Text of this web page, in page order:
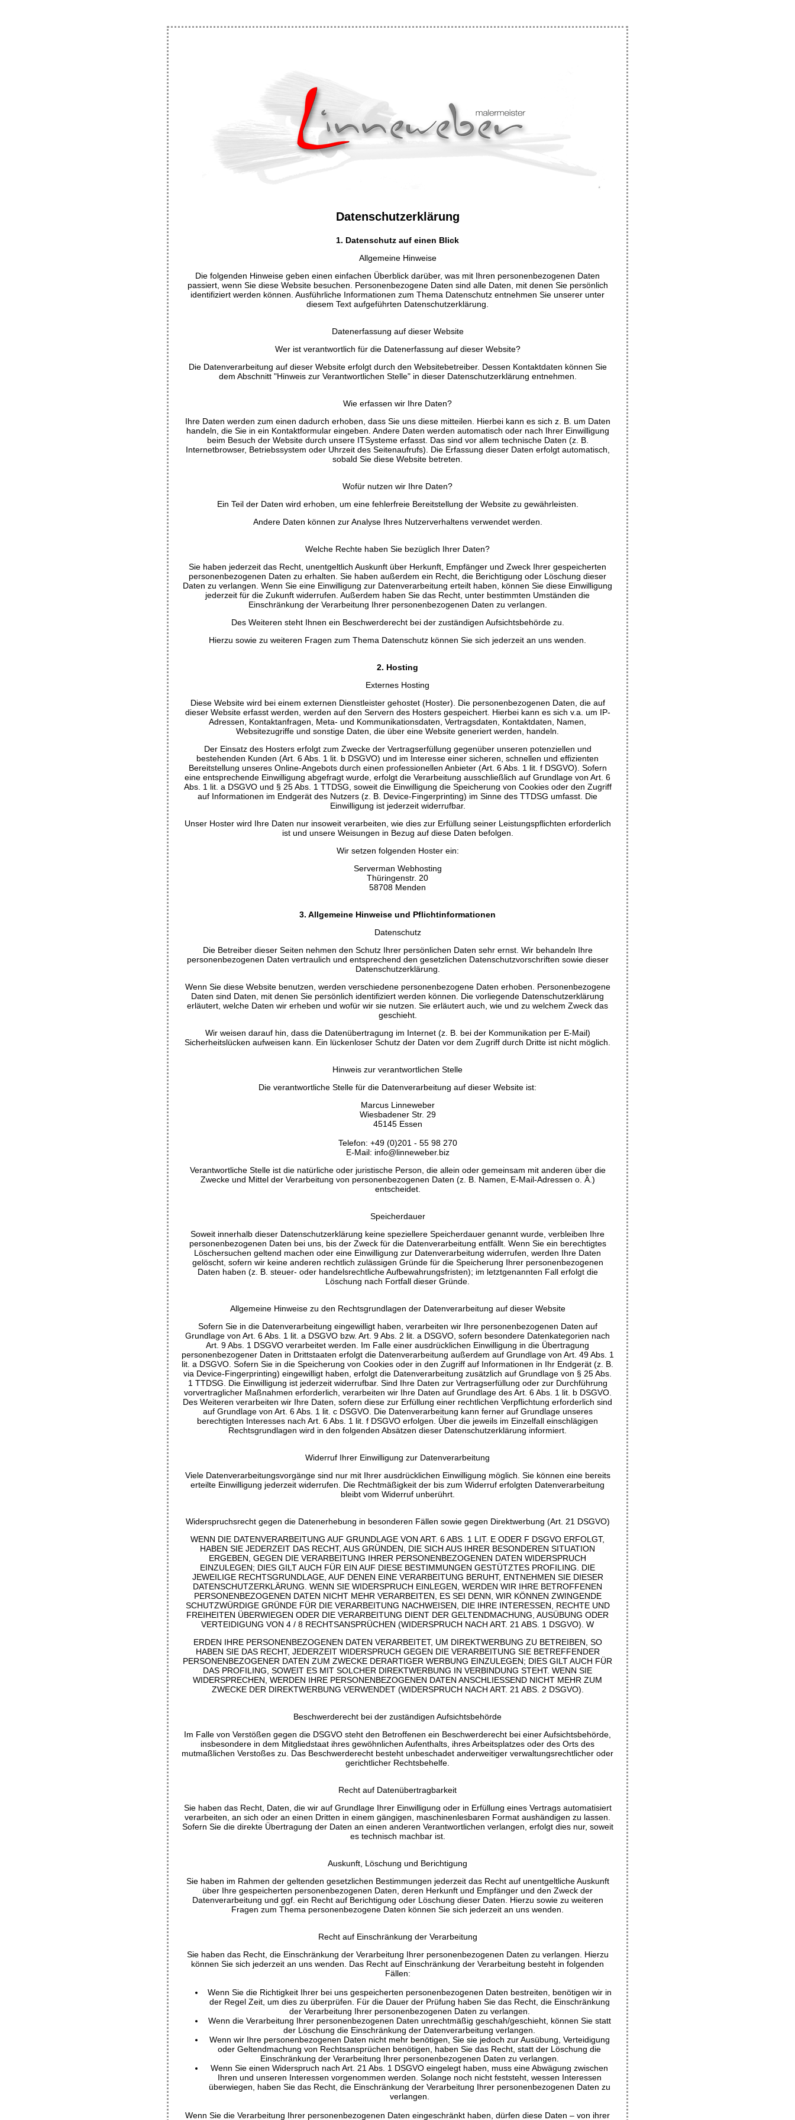
Datenschutzerklärung
1. Datenschutz auf einen Blick
Allgemeine Hinweise
Die folgenden Hinweise geben einen einfachen Überblick darüber, was mit Ihren personenbezogenen Daten
passiert, wenn Sie diese Website besuchen. Personenbezogene Daten sind alle Daten, mit denen Sie persönlich
identifiziert werden können. Ausführliche Informationen zum Thema Datenschutz entnehmen Sie unserer unter
diesem Text aufgeführten Datenschutzerklärung.
Datenerfassung auf dieser Website
Wer ist verantwortlich für die Datenerfassung auf dieser Website?
Die Datenverarbeitung auf dieser Website erfolgt durch den Websitebetreiber. Dessen Kontaktdaten können Sie
dem Abschnitt "Hinweis zur Verantwortlichen Stelle" in dieser Datenschutzerklärung entnehmen.
Wie erfassen wir Ihre Daten?
Ihre Daten werden zum einen dadurch erhoben, dass Sie uns diese mitteilen. Hierbei kann es sich z. B. um Daten
handeln, die Sie in ein Kontaktformular eingeben. Andere Daten werden automatisch oder nach Ihrer Einwilligung
beim Besuch der Website durch unsere ITSysteme erfasst. Das sind vor allem technische Daten (z. B.
Internetbrowser, Betriebssystem oder Uhrzeit des Seitenaufrufs). Die Erfassung dieser Daten erfolgt automatisch,
sobald Sie diese Website betreten.
Wofür nutzen wir Ihre Daten?
Ein Teil der Daten wird erhoben, um eine fehlerfreie Bereitstellung der Website zu gewährleisten.
Andere Daten können zur Analyse Ihres Nutzerverhaltens verwendet werden.
Welche Rechte haben Sie bezüglich Ihrer Daten?
Sie haben jederzeit das Recht, unentgeltlich Auskunft über Herkunft, Empfänger und Zweck Ihrer gespeicherten
personenbezogenen Daten zu erhalten. Sie haben außerdem ein Recht, die Berichtigung oder Löschung dieser
Daten zu verlangen. Wenn Sie eine Einwilligung zur Datenverarbeitung erteilt haben, können Sie diese Einwilligung
jederzeit für die Zukunft widerrufen. Außerdem haben Sie das Recht, unter bestimmten Umständen die
Einschränkung der Verarbeitung Ihrer personenbezogenen Daten zu verlangen.
Des Weiteren steht Ihnen ein Beschwerderecht bei der zuständigen Aufsichtsbehörde zu.
Hierzu sowie zu weiteren Fragen zum Thema Datenschutz können Sie sich jederzeit an uns wenden.
2. Hosting
Externes Hosting
Diese Website wird bei einem externen Dienstleister gehostet (Hoster). Die personenbezogenen Daten, die auf
dieser Website erfasst werden, werden auf den Servern des Hosters gespeichert. Hierbei kann es sich v.a. um IP-
Adressen, Kontaktanfragen, Meta- und Kommunikationsdaten, Vertragsdaten, Kontaktdaten, Namen,
Websitezugriffe und sonstige Daten, die über eine Website generiert werden, handeln.
Der Einsatz des Hosters erfolgt zum Zwecke der Vertragserfüllung gegenüber unseren potenziellen und
bestehenden Kunden (Art. 6 Abs. 1 lit. b DSGVO) und im Interesse einer sicheren, schnellen und effizienten
Bereitstellung unseres Online-Angebots durch einen professionellen Anbieter (Art. 6 Abs. 1 lit. f DSGVO). Sofern
eine entsprechende Einwilligung abgefragt wurde, erfolgt die Verarbeitung ausschließlich auf Grundlage von Art. 6
Abs. 1 lit. a DSGVO und § 25 Abs. 1 TTDSG, soweit die Einwilligung die Speicherung von Cookies oder den Zugriff
auf Informationen im Endgerät des Nutzers (z. B. Device-Fingerprinting) im Sinne des TTDSG umfasst. Die
Einwilligung ist jederzeit widerrufbar.
Unser Hoster wird Ihre Daten nur insoweit verarbeiten, wie dies zur Erfüllung seiner Leistungspflichten erforderlich
ist und unsere Weisungen in Bezug auf diese Daten befolgen.
Wir setzen folgenden Hoster ein:
Serverman Webhosting
Thüringenstr. 20
58708 Menden
3. Allgemeine Hinweise und Pflichtinformationen
Datenschutz
Die Betreiber dieser Seiten nehmen den Schutz Ihrer persönlichen Daten sehr ernst. Wir behandeln Ihre
personenbezogenen Daten vertraulich und entsprechend den gesetzlichen Datenschutzvorschriften sowie dieser
Datenschutzerklärung.
Wenn Sie diese Website benutzen, werden verschiedene personenbezogene Daten erhoben. Personenbezogene
Daten sind Daten, mit denen Sie persönlich identifiziert werden können. Die vorliegende Datenschutzerklärung
erläutert, welche Daten wir erheben und wofür wir sie nutzen. Sie erläutert auch, wie und zu welchem Zweck das
geschieht.
Wir weisen darauf hin, dass die Datenübertragung im Internet (z. B. bei der Kommunikation per E-Mail)
Sicherheitslücken aufweisen kann. Ein lückenloser Schutz der Daten vor dem Zugriff durch Dritte ist nicht möglich.
Hinweis zur verantwortlichen Stelle
Die verantwortliche Stelle für die Datenverarbeitung auf dieser Website ist:
Marcus Linneweber
Wiesbadener Str. 29
45145 Essen
Telefon: +49 (0)201 - 55 98 270
E-Mail: info@linneweber.biz
Verantwortliche Stelle ist die natürliche oder juristische Person, die allein oder gemeinsam mit anderen über die
Zwecke und Mittel der Verarbeitung von personenbezogenen Daten (z. B. Namen, E-Mail-Adressen o. Ä.)
entscheidet.
Speicherdauer
Soweit innerhalb dieser Datenschutzerklärung keine speziellere Speicherdauer genannt wurde, verbleiben Ihre
personenbezogenen Daten bei uns, bis der Zweck für die Datenverarbeitung entfällt. Wenn Sie ein berechtigtes
Löschersuchen geltend machen oder eine Einwilligung zur Datenverarbeitung widerrufen, werden Ihre Daten
gelöscht, sofern wir keine anderen rechtlich zulässigen Gründe für die Speicherung Ihrer personenbezogenen
Daten haben (z. B. steuer- oder handelsrechtliche Aufbewahrungsfristen); im letztgenannten Fall erfolgt die
Löschung nach Fortfall dieser Gründe.
Allgemeine Hinweise zu den Rechtsgrundlagen der Datenverarbeitung auf dieser Website
Sofern Sie in die Datenverarbeitung eingewilligt haben, verarbeiten wir Ihre personenbezogenen Daten auf
Grundlage von Art. 6 Abs. 1 lit. a DSGVO bzw. Art. 9 Abs. 2 lit. a DSGVO, sofern besondere Datenkategorien nach
Art. 9 Abs. 1 DSGVO verarbeitet werden. Im Falle einer ausdrücklichen Einwilligung in die Übertragung
personenbezogener Daten in Drittstaaten erfolgt die Datenverarbeitung außerdem auf Grundlage von Art. 49 Abs. 1
lit. a DSGVO. Sofern Sie in die Speicherung von Cookies oder in den Zugriff auf Informationen in Ihr Endgerät (z. B.
via Device-Fingerprinting) eingewilligt haben, erfolgt die Datenverarbeitung zusätzlich auf Grundlage von § 25 Abs.
1 TTDSG. Die Einwilligung ist jederzeit widerrufbar. Sind Ihre Daten zur Vertragserfüllung oder zur Durchführung
vorvertraglicher Maßnahmen erforderlich, verarbeiten wir Ihre Daten auf Grundlage des Art. 6 Abs. 1 lit. b DSGVO.
Des Weiteren verarbeiten wir Ihre Daten, sofern diese zur Erfüllung einer rechtlichen Verpflichtung erforderlich sind
auf Grundlage von Art. 6 Abs. 1 lit. c DSGVO. Die Datenverarbeitung kann ferner auf Grundlage unseres
berechtigten Interesses nach Art. 6 Abs. 1 lit. f DSGVO erfolgen. Über die jeweils im Einzelfall einschlägigen
Rechtsgrundlagen wird in den folgenden Absätzen dieser Datenschutzerklärung informiert.
Widerruf Ihrer Einwilligung zur Datenverarbeitung
Viele Datenverarbeitungsvorgänge sind nur mit Ihrer ausdrücklichen Einwilligung möglich. Sie können eine bereits
erteilte Einwilligung jederzeit widerrufen. Die Rechtmäßigkeit der bis zum Widerruf erfolgten Datenverarbeitung
bleibt vom Widerruf unberührt.
Widerspruchsrecht gegen die Datenerhebung in besonderen Fällen sowie gegen Direktwerbung (Art. 21 DSGVO)
WENN DIE DATENVERARBEITUNG AUF GRUNDLAGE VON ART. 6 ABS. 1 LIT. E ODER F DSGVO ERFOLGT,
HABEN SIE JEDERZEIT DAS RECHT, AUS GRÜNDEN, DIE SICH AUS IHRER BESONDEREN SITUATION
ERGEBEN, GEGEN DIE VERARBEITUNG IHRER PERSONENBEZOGENEN DATEN WIDERSPRUCH
EINZULEGEN; DIES GILT AUCH FÜR EIN AUF DIESE BESTIMMUNGEN GESTÜTZTES PROFILING. DIE
JEWEILIGE RECHTSGRUNDLAGE, AUF DENEN EINE VERARBEITUNG BERUHT, ENTNEHMEN SIE DIESER
DATENSCHUTZERKLÄRUNG. WENN SIE WIDERSPRUCH EINLEGEN, WERDEN WIR IHRE BETROFFENEN
PERSONENBEZOGENEN DATEN NICHT MEHR VERARBEITEN, ES SEI DENN, WIR KÖNNEN ZWINGENDE
SCHUTZWÜRDIGE GRÜNDE FÜR DIE VERARBEITUNG NACHWEISEN, DIE IHRE INTERESSEN, RECHTE UND
FREIHEITEN ÜBERWIEGEN ODER DIE VERARBEITUNG DIENT DER GELTENDMACHUNG, AUSÜBUNG ODER
VERTEIDIGUNG VON 4 / 8 RECHTSANSPRÜCHEN (WIDERSPRUCH NACH ART. 21 ABS. 1 DSGVO). W
ERDEN IHRE PERSONENBEZOGENEN DATEN VERARBEITET, UM DIREKTWERBUNG ZU BETREIBEN, SO
HABEN SIE DAS RECHT, JEDERZEIT WIDERSPRUCH GEGEN DIE VERARBEITUNG SIE BETREFFENDER
PERSONENBEZOGENER DATEN ZUM ZWECKE DERARTIGER WERBUNG EINZULEGEN; DIES GILT AUCH FÜR
DAS PROFILING, SOWEIT ES MIT SOLCHER DIREKTWERBUNG IN VERBINDUNG STEHT. WENN SIE
WIDERSPRECHEN, WERDEN IHRE PERSONENBEZOGENEN DATEN ANSCHLIESSEND NICHT MEHR ZUM
ZWECKE DER DIREKTWERBUNG VERWENDET (WIDERSPRUCH NACH ART. 21 ABS. 2 DSGVO).
Beschwerderecht bei der zuständigen Aufsichtsbehörde
Im Falle von Verstößen gegen die DSGVO steht den Betroffenen ein Beschwerderecht bei einer Aufsichtsbehörde,
insbesondere in dem Mitgliedstaat ihres gewöhnlichen Aufenthalts, ihres Arbeitsplatzes oder des Orts des
mutmaßlichen Verstoßes zu. Das Beschwerderecht besteht unbeschadet anderweitiger verwaltungsrechtlicher oder
gerichtlicher Rechtsbehelfe.
Recht auf Datenübertragbarkeit
Sie haben das Recht, Daten, die wir auf Grundlage Ihrer Einwilligung oder in Erfüllung eines Vertrags automatisiert
verarbeiten, an sich oder an einen Dritten in einem gängigen, maschinenlesbaren Format aushändigen zu lassen.
Sofern Sie die direkte Übertragung der Daten an einen anderen Verantwortlichen verlangen, erfolgt dies nur, soweit
es technisch machbar ist.
Auskunft, Löschung und Berichtigung
Sie haben im Rahmen der geltenden gesetzlichen Bestimmungen jederzeit das Recht auf unentgeltliche Auskunft
über Ihre gespeicherten personenbezogenen Daten, deren Herkunft und Empfänger und den Zweck der
Datenverarbeitung und ggf. ein Recht auf Berichtigung oder Löschung dieser Daten. Hierzu sowie zu weiteren
Fragen zum Thema personenbezogene Daten können Sie sich jederzeit an uns wenden.
Recht auf Einschränkung der Verarbeitung
Sie haben das Recht, die Einschränkung der Verarbeitung Ihrer personenbezogenen Daten zu verlangen. Hierzu
können Sie sich jederzeit an uns wenden. Das Recht auf Einschränkung der Verarbeitung besteht in folgenden
Fällen:
Wenn Sie die Richtigkeit Ihrer bei uns gespeicherten personenbezogenen Daten bestreiten, benötigen wir in
der Regel Zeit, um dies zu überprüfen. Für die Dauer der Prüfung haben Sie das Recht, die Einschränkung
der Verarbeitung Ihrer personenbezogenen Daten zu verlangen.
Wenn die Verarbeitung Ihrer personenbezogenen Daten unrechtmäßig geschah/geschieht, können Sie statt
der Löschung die Einschränkung der Datenverarbeitung verlangen.
Wenn wir Ihre personenbezogenen Daten nicht mehr benötigen, Sie sie jedoch zur Ausübung, Verteidigung
oder Geltendmachung von Rechtsansprüchen benötigen, haben Sie das Recht, statt der Löschung die
Einschränkung der Verarbeitung Ihrer personenbezogenen Daten zu verlangen.
Wenn Sie einen Widerspruch nach Art. 21 Abs. 1 DSGVO eingelegt haben, muss eine Abwägung zwischen
Ihren und unseren Interessen vorgenommen werden. Solange noch nicht feststeht, wessen Interessen
überwiegen, haben Sie das Recht, die Einschränkung der Verarbeitung Ihrer personenbezogenen Daten zu
verlangen.
Wenn Sie die Verarbeitung Ihrer personenbezogenen Daten eingeschränkt haben, dürfen diese Daten – von ihrer